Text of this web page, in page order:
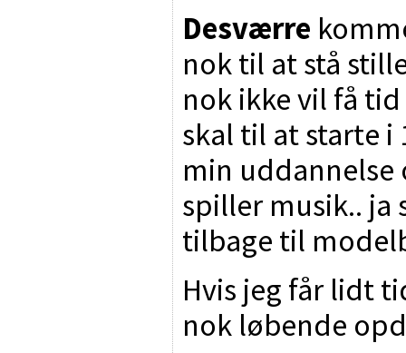
Desværre
nok til at stå
nok ikke vil få
skal til at starte i
min uddannelse
spiller musik.. ja
tilbage til
Hvis jeg får lidt
nok løbende